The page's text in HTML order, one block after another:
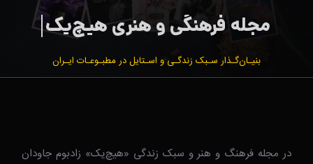
بنیـان‌گـذار سـبک زندگـی و اسـتایل در مطبـوعـات ایـران
در مجله فرهنگ و هنر و سبک زندگی‌ «هیچ‌یک» زادبوم جاودان